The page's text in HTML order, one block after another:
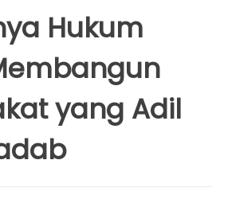
Hukum
yang Adil